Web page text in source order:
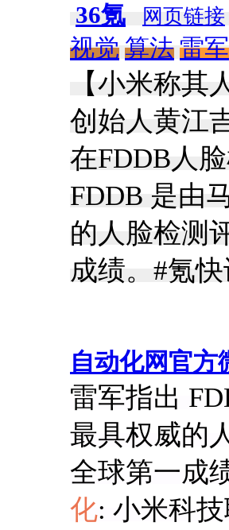
36氪 网页链接
视觉 算法 雷军
【小米称
创始人黄江
在FDDB人
FDDB 是由
的人脸检测
成绩。#氪快
自动化网官方
雷军指出
最具权威的
全球第一成
化: 小米科